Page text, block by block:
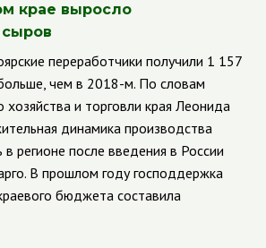
крае выросло
переработчики получили 1 157
чем в 2018-м. По словам
хозяйства и торговли края Леонида
динамика производства
регионе после введения в России
В прошлом году господдержка
бюджета составила